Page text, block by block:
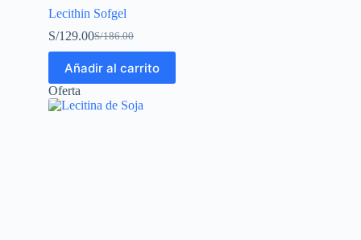
Lecithin Sofgel
S/186.00
S/129.00
Añadir al carrito
Oferta